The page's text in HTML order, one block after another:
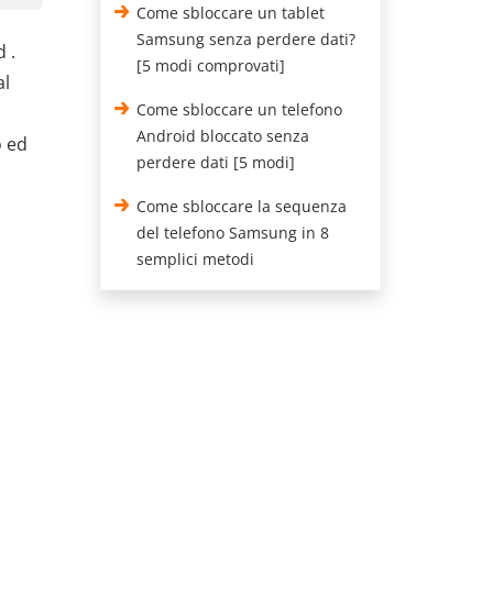
.
ed
Come sbloccare un tablet
Samsung senza perdere dati?
[5 modi comprovati]
Come sbloccare un telefono
Android bloccato senza
perdere dati [5 modi]
Come sbloccare la sequenza
del telefono Samsung in 8
semplici metodi